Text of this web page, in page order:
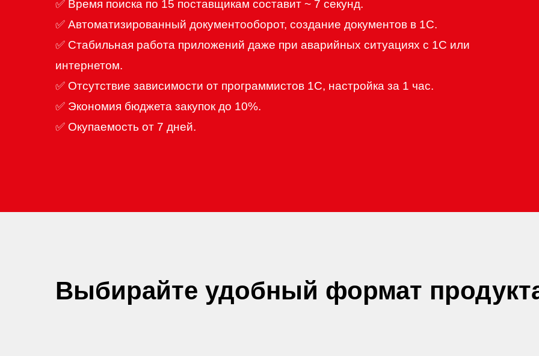
✅ Время поиска по 15 поставщикам составит ~ 7 секунд.
✅ Автоматизированный документооборот, создание документов в 1С.
✅ Стабильная работа приложений даже при аварийных ситуациях с 1С или
интернетом.
✅ Отсутствие зависимости от программистов 1С, настройка за 1 час.
✅ Экономия бюджета закупок до 10%.
✅ Окупаемость от 7 дней.
Выбирайте удобный формат